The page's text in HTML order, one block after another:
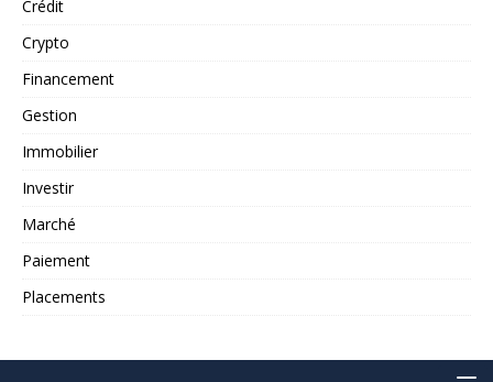
Crédit
Crypto
Financement
Gestion
Immobilier
Investir
Marché
Paiement
Placements